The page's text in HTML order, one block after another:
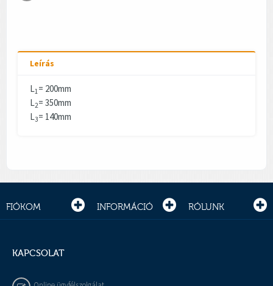
Leírás
L1 = 200mm
L2= 350mm
L3= 140mm
FIÓKOM INFORMÁCIÓ RÓLUNK
KAPCSOLAT